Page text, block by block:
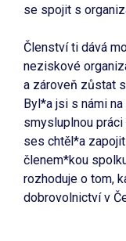
se spojit s
Členství ti dává
neziskové
a zároveň zůstat
Byl*a jsi s námi
smysluplnou
ses chtěl*a
členem*kou
rozhoduje o tom,
dobrovolnictví v